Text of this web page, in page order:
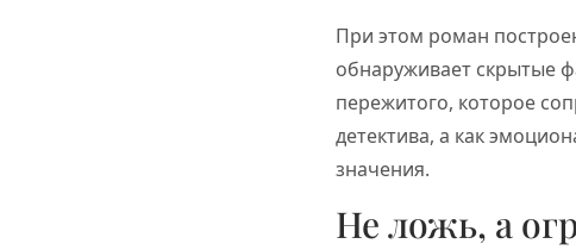
При этом роман
обнаруживает скрытые
пережитого, которое
детектива, а как
значения.
Не ложь, а